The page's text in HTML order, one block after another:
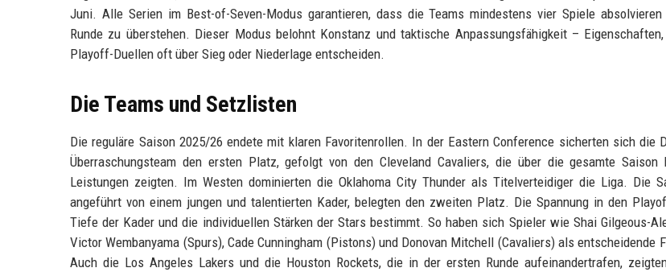
Juni. Alle Serien im Best-of-Seven-Modus garantieren, dass die Teams mindestens vier Spiele
Runde zu überstehen. Dieser Modus belohnt Konstanz und taktische Anpassungsfähigkeit –
Playoff-Duellen oft über Sieg oder Niederlage entscheiden.
Die Teams und Setzlisten
Die reguläre Saison 2025/26 endete mit klaren Favoritenrollen. In der Eastern Conference sicherten sich die
Überraschungsteam den ersten Platz, gefolgt von den Cleveland Cavaliers, die über die gesamte Saison
Leistungen zeigten. Im Westen dominierten die Oklahoma City Thunder als Titelverteidiger die Liga. Die
angeführt von einem jungen und talentierten Kader, belegten den zweiten Platz. Die Spannung in den
Tiefe der Kader und die individuellen Stärken der Stars bestimmt. So haben sich Spieler wie Shai Gilgeous-
Victor Wembanyama (Spurs), Cade Cunningham (Pistons) und Donovan Mitchell (Cavaliers) als entscheidende
Auch die Los Angeles Lakers und die Houston Rockets, die in der ersten Runde aufeinandertrafen,